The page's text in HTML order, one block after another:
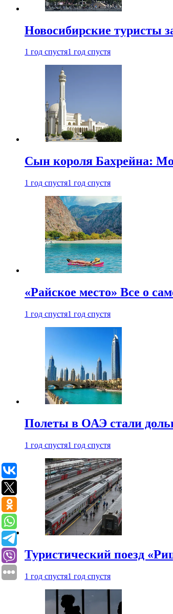
Новосибирские туристы
1 год спустя1 год спустя
Сын короля Бахрейна:
1 год спустя1 год спустя
«Райское место» Все о
1 год спустя1 год спустя
Полеты в ОАЭ стали
1 год спустя1 год спустя
Туристический поезд
1 год спустя1 год спустя